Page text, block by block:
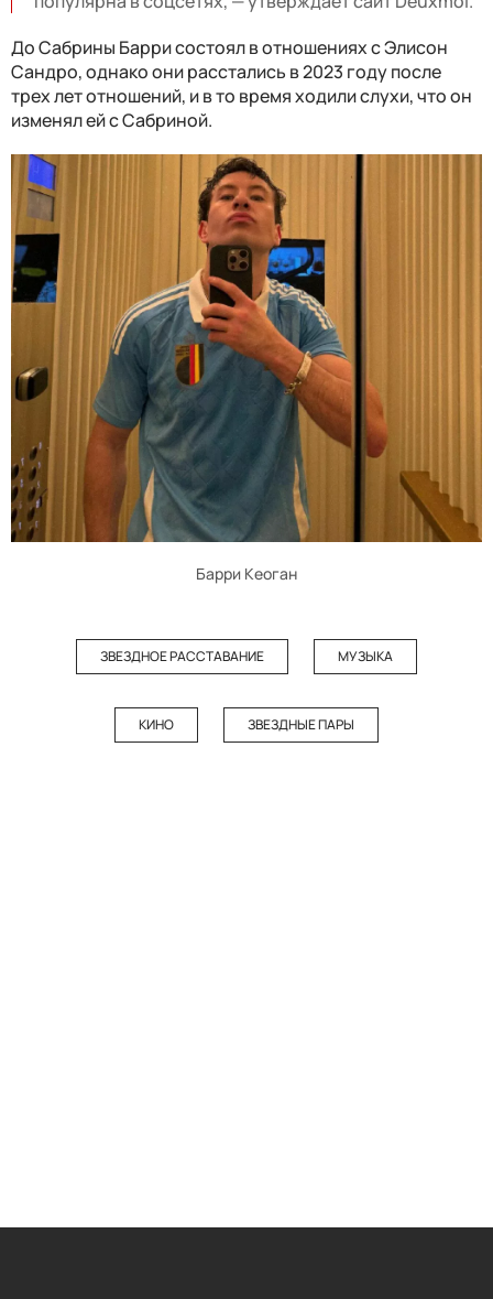
До Сабрины Барри состоял в отношениях с Элисон
Сандро, однако они расстались в 2023 году после
трех лет отношений, и в то время ходили слухи, что он
изменял ей с Сабриной.
Барри Кеоган
ЗВЕЗДНОЕ РАССТАВАНИЕ МУЗЫКА
КИНО ЗВЕЗДНЫЕ ПАРЫ